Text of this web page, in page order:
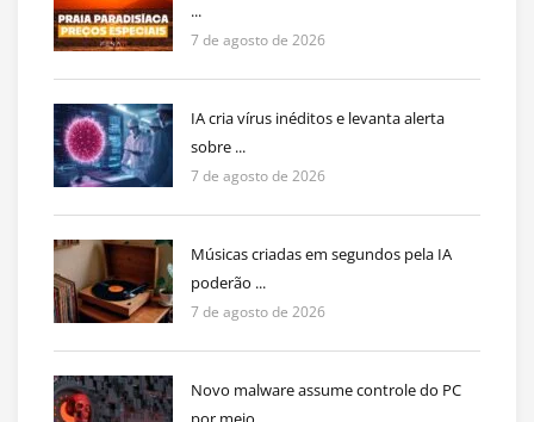
...
7 de agosto de 2026
IA cria vírus inéditos e levanta alerta
sobre ...
7 de agosto de 2026
Músicas criadas em segundos pela IA
poderão ...
7 de agosto de 2026
Novo malware assume controle do PC